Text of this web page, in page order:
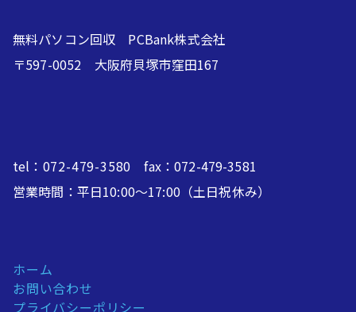
無料パソコン回収 PCBank株式会社
〒597-0052 大阪府貝塚市窪田167
tel： 072-479-3580 fax：072-479-3581
営業時間：平日10:00～17:00（土日祝休み）
ホーム
お問い合わせ
プライバシーポリシー